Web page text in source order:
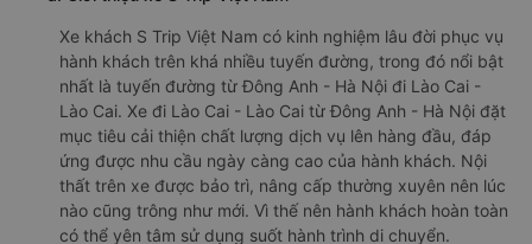
Xe khách S Trip Việt Nam có kinh nghiệm lâu đời phục vụ
hành khách trên khá nhiều tuyến đường, trong đó nổi bật
nhất là tuyến đường từ Đông Anh - Hà Nội đi Lào Cai -
Lào Cai. Xe đi Lào Cai - Lào Cai từ Đông Anh - Hà Nội đặt
mục tiêu cải thiện chất lượng dịch vụ lên hàng đầu, đáp
ứng được nhu cầu ngày càng cao của hành khách. Nội
thất trên xe được bảo trì, nâng cấp thường xuyên nên lúc
nào cũng trông như mới. Vì thế nên hành khách hoàn toàn
có thể yên tâm sử dụng suốt hành trình di chuyển.